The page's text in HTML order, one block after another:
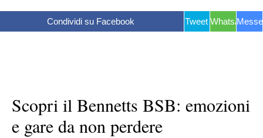
Condividi su Facebook Tweet WhatsApp
Scopri il Bennetts BSB: emozioni
e gare da non perdere